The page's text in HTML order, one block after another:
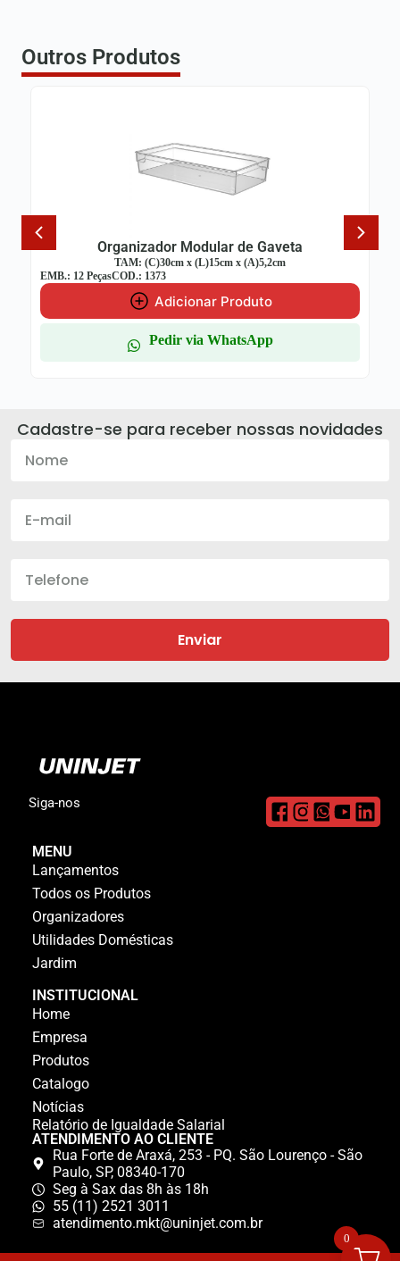
Outros Produtos
Modular de Gaveta
(C)30cm x (L)15cm x (A)5,2cm
Adicionar Produto
Pedir via WhatsApp
Cadastre-se para receber nossas novidades
Enviar
Siga-nos
MENU
Lançamentos
Todos os Produtos
Organizadores
Utilidades Domésticas
Jardim
INSTITUCIONAL
Home
Empresa
Produtos
Catalogo
Notícias
Relatório de Igualdade Salarial
ATENDIMENTO AO CLIENTE
Rua Forte de Araxá, 253 - PQ. São Lourenço - São
Paulo, SP, 08340-170
Seg à Sax das 8h às 18h
55 (11) 2521 3011
atendimento.mkt@uninjet.com.br
0